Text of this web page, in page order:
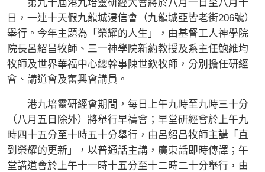
第九十屆港九培靈研經大會將於八月一日至八月十
日，一連十天假九龍城浸信會（九龍城亞皆老街206號）
舉行。今年主題為「榮耀的人生」，由基督工人神學院
院長呂紹昌牧師、三一神學院新約教授及系主任鮑維均
牧師及世界華福中心總幹事陳世欽牧師，分別擔任研經
會、講道會及奮興會講員。
港九培靈研經會期間，每日上午九時至九時三十分
（八月五日除外）將舉行早禱會；早堂研經會於上午九
時四十五分至十時五十分舉行，由呂紹昌牧師主講「直
到榮耀的更新」，以普通話主講，廣東話即時傳譯；午
堂講道會於上午十一時十五分至十二時二十分舉行，由